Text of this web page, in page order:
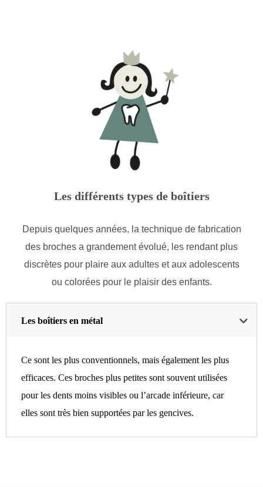
Les différents types de boîtiers
Depuis quelques années, la technique de fabrication
des broches a grandement évolué, les rendant plus
discrètes pour plaire aux adultes et aux adolescents
ou colorées pour le plaisir des enfants.
Les boîtiers en métal
Ce sont les plus conventionnels, mais également les plus
efficaces. Ces broches plus petites sont souvent utilisées
pour les dents moins visibles ou l’arcade inférieure, car
elles sont très bien supportées par les gencives.